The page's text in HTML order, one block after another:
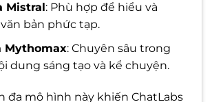
Mistral: Phù hợp để hiểu và
bản phức tạp.
Mythomax: Chuyên sâu trong
dung sáng tạo và kể chuyện.
đa mô hình này khiến ChatLabs